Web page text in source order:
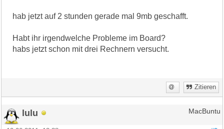
hab jetzt auf 2 stunden gerade mal 9mb geschafft.
Habt ihr irgendwelche Probleme im Board?
habs jetzt schon mit drei Rechnern versucht.
Zitieren
lulu MacBuntu